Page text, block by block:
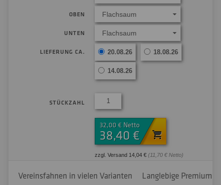
OBEN Flachsaum
UNTEN Flachsaum
LIEFERUNG CA. 20.08.26 18.08.26
14.08.26
STÜCKZAHL
32,00 € Netto
38,40 €
zzgl. Versand 14,04 € (11,70 € Netto)
Vereinsfahnen in vielen Varianten Langlebige Premium-